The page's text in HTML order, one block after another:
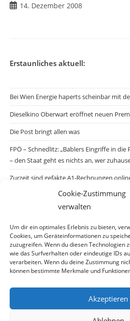
Cookie-Zustimmung
verwalten
Um dir ein optimales Erlebnis zu bieten,
Cookies, um Geräteinformationen zu
zuzugreifen. Wenn du diesen Technologien
wie das Surfverhalten oder eindeutige IDs
verarbeiten. Wenn du deine Zustimmung
können bestimmte Merkmale und
Akzeptieren
Beitrag14. Dezember 2008
Erstaunliches aktuell:
Bei Wien Energie haperts scheinbar mit
Dieselkino Oberwart eröffnet neuen
Die Post bringt allen was
FPÖ – Schnedlitz: „Bablers Eingriffe in
– den Staat geht es nichts an, wer
Zurzeit sind gefakte A1-Rechnungen
Salzburgs Juden und ihre Sicherheit:
die Gefahr endlich konkret!“
Biologisches Wunder in Ceuta
Ein vermeintliches Abschiebemärchen
Archiv